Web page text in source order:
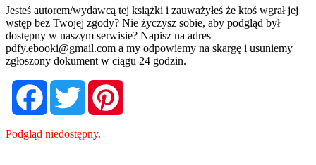
Jesteś autorem/wydawcą tej książki i zauważyłeś że ktoś wgrał jej
wstęp bez Twojej zgody? Nie życzysz sobie, aby podgląd był
dostępny w naszym serwisie? Napisz na adres
pdfy.ebooki@gmail.com a my odpowiemy na skargę i usuniemy
zgłoszony dokument w ciągu 24 godzin.
FacebookTwitter
Podgląd niedostępny.